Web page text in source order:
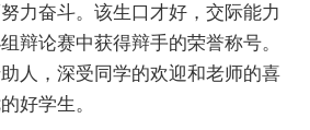
力奋斗。该生口才好，交际能力
辩论赛中获得辩手的荣誉称号。
人，深受同学的欢迎和老师的喜
好学生。